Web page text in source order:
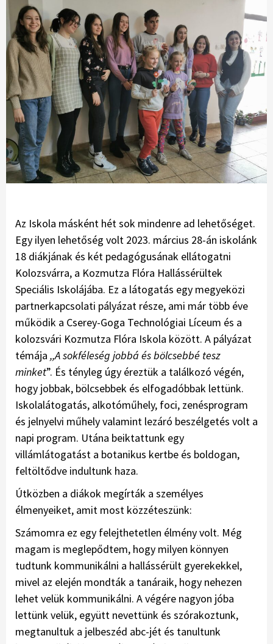
Az Iskola másként hét sok mindenre ad lehetőséget.
Egy ilyen lehetőség volt 2023. március 28-án iskolánk
18 diákjának és két pedagógusának ellátogatni
Kolozsvárra, a Kozmutza Flóra Hallássérültek
Speciális Iskolájába. Ez a látogatás egy megyeközi
partnerkapcsolati pályázat része, ami már több éve
működik a Cserey-Goga Technológiai Líceum és a
kolozsvári Kozmutza Flóra Iskola között. A pályázat
témája ,,A sokféleség jobbá és bölcsebbé tesz
minket”. És tényleg úgy éreztük a találkozó végén,
hogy jobbak, bölcsebbek és elfogadóbbak lettünk.
Iskolalátogatás, alkotóműhely, foci, zenésprogram
és jelnyelvi műhely valamint lezáró beszélgetés volt a
napi program. Utána beiktattunk egy
villámlátogatást a botanikus kertbe és boldogan,
feltöltődve indultunk haza.
Útközben a diákok megírták a személyes
élmenyeiket, amit most közzéteszünk:
Számomra ez egy felejthetetlen élmény volt. Még
magam is meglepődtem, hogy milyen könnyen
tudtunk kommunikálni a hallássérült gyerekekkel,
mivel az elején mondták a tanáraik, hogy nehezen
lehet velük kommunikálni. A végére nagyon jóba
lettünk velük, együtt nevettünk és szórakoztunk,
megtanultuk a jelbeszéd abc-jét és tanultunk